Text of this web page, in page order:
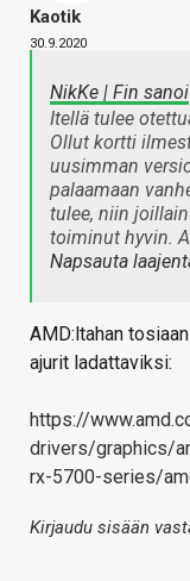
Kaotik
30.9.2020
NikKe | Fin sanoi
Itellä tulee
Ollut kortti
uusimman
palaamaan
tulee, niin
toiminut hyvin.
Napsauta
AMD:ltahan
ajurit ladattaviksi:
https://
drivers/graphics/
rx-5700-series/
Kirjaudu sisään